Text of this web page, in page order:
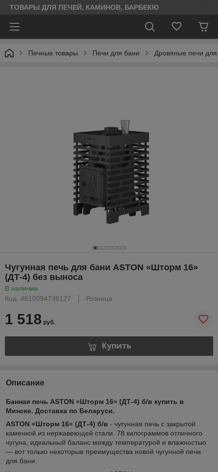
ТОВАРЫ ДЛЯ ПЕЧЕЙ, КАМИНОВ, БАРБЕКЮ
Печные товары Печи для бани Дровяные печи
Чугунная печь для бани ASTON «Шторм 16»
(ДТ-4) без выноса
В наличии
Код: 4610094736127
Розница
1 518 руб.
Купить
Описание
Банная печь ASTON «Шторм 16» (ДТ-4) б/в купить в
Минске. Доставка по Беларуси.
ASTON «Шторм 16» (ДТ-4) б/в - чугунная печь с закрытой
каменкой из нержавеющей стали. 78 килограммов отличного
чугуна, идеальный баланс между температурой и влажностью
— вот только некоторые преимущества новой чугунной печи
для бани.